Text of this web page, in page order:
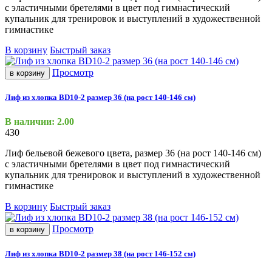
с эластичными бретелями в цвет под гимнастический
купальник для тренировок и выступлений в художественной
гимнастике
В корзину Быстрый заказ
в корзину Просмотр
Лиф из хлопка BD10-2 размер 36 (на рост 140-146 см)
В наличии: 2.00
430
Лиф бельевой бежевого цвета, размер 36 (на рост 140-146 см)
с эластичными бретелями в цвет под гимнастический
купальник для тренировок и выступлений в художественной
гимнастике
В корзину Быстрый заказ
в корзину Просмотр
Лиф из хлопка BD10-2 размер 38 (на рост 146-152 см)